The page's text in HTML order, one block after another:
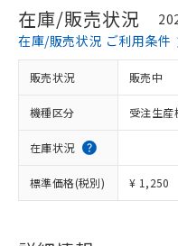
在庫/販売状況
在庫/販売状況 ご利用条件
販売状況 販売中
機種区分 受注生産
在庫状況
標準価格(税別) ¥ 1,250